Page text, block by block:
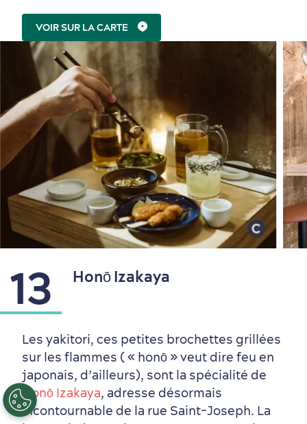
EN
FR ES
VOIR SUR LA CARTE
13 Honō Izakaya
Les yakitori, ces petites brochettes grillées
sur les flammes ( « honō » veut dire feu en
japonais, d’ailleurs), sont la spécialité de
Honō Izakaya, adresse désormais
incontournable de la rue Saint-Joseph. La